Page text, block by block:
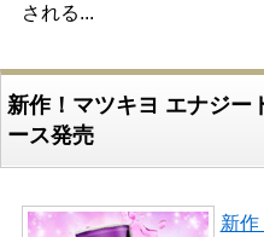
される...
新作！マツキヨ エナジー
ース発売
新作